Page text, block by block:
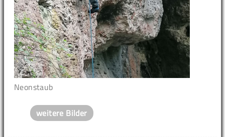
Neonstaub
weitere Bilder